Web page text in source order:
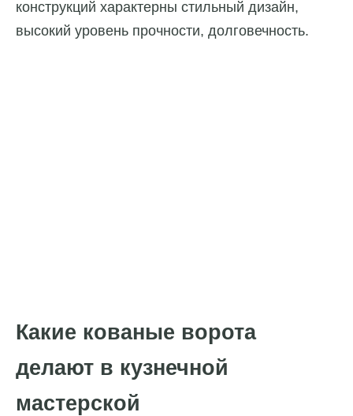
конструкций характерны стильный дизайн,
высокий уровень прочности, долговечность.
Какие кованые ворота
делают в кузнечной
мастерской